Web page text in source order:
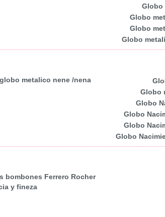
Globo
Globo
Globo
Globo
metalico nene /nena
Globo
Globo
Globo
Globo
Globo
bombones Ferrero Rocher
y fineza